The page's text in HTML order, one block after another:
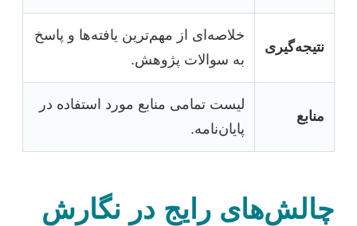
نتیجه‌گیری
خلاصه‌ای از مهم‌ترین یافته‌ها و پاسخ
به سوالات پژوهش.
منابع
لیست تمامی منابع مورد استفاده در
پایان‌نامه.
چالش‌های رایج در نگارش